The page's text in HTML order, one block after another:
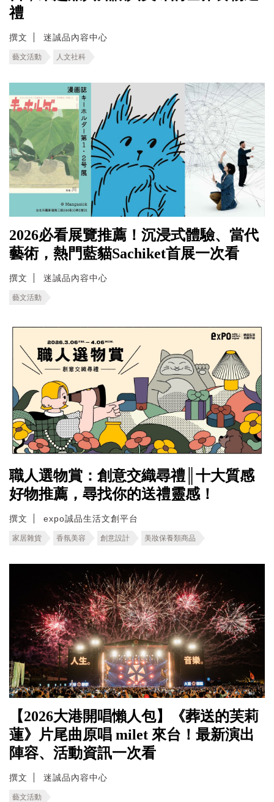
禮
撰文 迷誠品內容中心
藝文活動 人文社科
2026必看展覽推薦！沉浸式體驗、當代
藝術，熱門藍貓Sachiket首展一次看
撰文 迷誠品內容中心
藝文活動
職人選物賞：創意交織尋禮║十大質感
好物推薦，尋找你的送禮靈感！
撰文 expo誠品生活文創平台
家居雜貨 香氛美容 創意設計 美妝保養類商品
【2026大港開唱懶人包】《葬送的芙莉
蓮》片尾曲原唱 milet 來台！最新演出
陣容、活動資訊一次看
撰文 迷誠品內容中心
藝文活動